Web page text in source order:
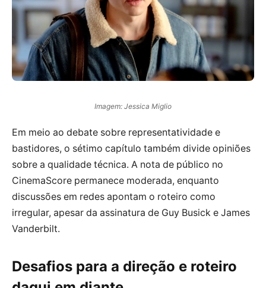
Imagem: Jessica Miglio
Em meio ao debate sobre representatividade e
bastidores, o sétimo capítulo também divide opiniões
sobre a qualidade técnica. A nota de público no
CinemaScore permanece moderada, enquanto
discussões em redes apontam o roteiro como
irregular, apesar da assinatura de Guy Busick e James
Vanderbilt.
Desafios para a direção e roteiro